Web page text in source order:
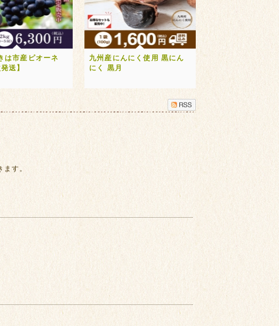
は市産ピオーネ
送】
九州産にんにく使用 黒にん
にく 黒月
す。